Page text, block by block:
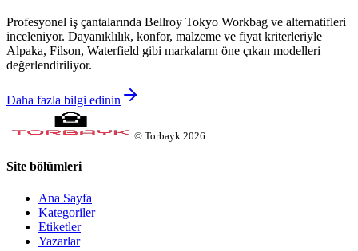
Profesyonel iş çantalarında Bellroy Tokyo Workbag ve alternatifleri
inceleniyor. Dayanıklılık, konfor, malzeme ve fiyat kriterleriyle
Alpaka, Filson, Waterfield gibi markaların öne çıkan modelleri
değerlendiriliyor.
Daha fazla bilgi edinin
© Torbayk 2026
Site bölümleri
Ana Sayfa
Kategoriler
Etiketler
Yazarlar